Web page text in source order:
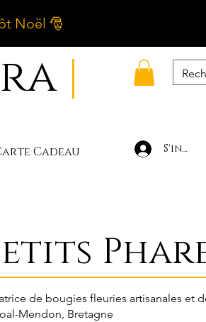
Noël 🎅
|
Cadeau
de bougies fleuries artisanales et
Mendon, Bretagne